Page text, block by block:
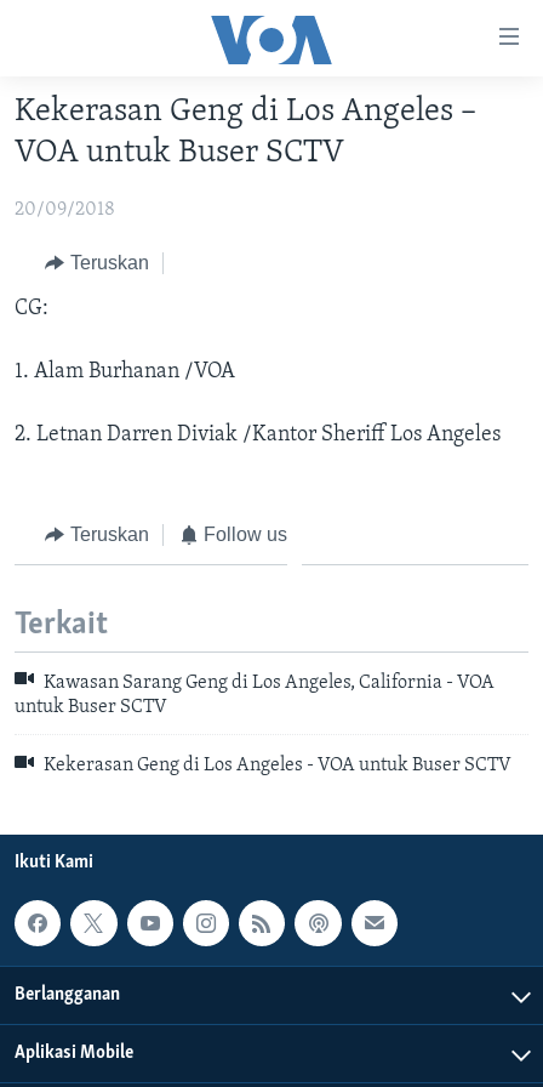
Akses
Lanjut
Konten
Lanjut
Navigasi
Lanjut
Pencarian
VIDEO
POLYGRAPH
DAFTAR PROGRAM
Learning English
IKUTI KAMI
Bahasa-bahasa
Kekerasan Geng di Los Angeles –
VOA untuk Buser SCTV
20/09/2018
Teruskan
CG:
1. Alam Burhanan /VOA
2. Letnan Darren Diviak /Kantor Sheriff Los Angeles
Teruskan Follow us
Terkait
Kawasan Sarang Geng di Los Angeles, California - VOA
untuk Buser SCTV
Kekerasan Geng di Los Angeles - VOA untuk Buser SCTV
Ikuti Kami
Berlangganan
Aplikasi Mobile